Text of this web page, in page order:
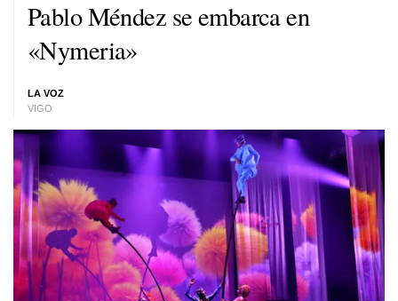
Pablo Méndez se embarca en
«Nymeria»
LA VOZ
VIGO